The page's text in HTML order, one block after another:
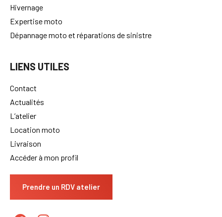
Hivernage
Expertise moto
Dépannage moto et réparations de sinistre
LIENS UTILES
Contact
Actualités
L’atelier
Location moto
Livraison
Accéder à mon profil
Prendre un RDV atelier